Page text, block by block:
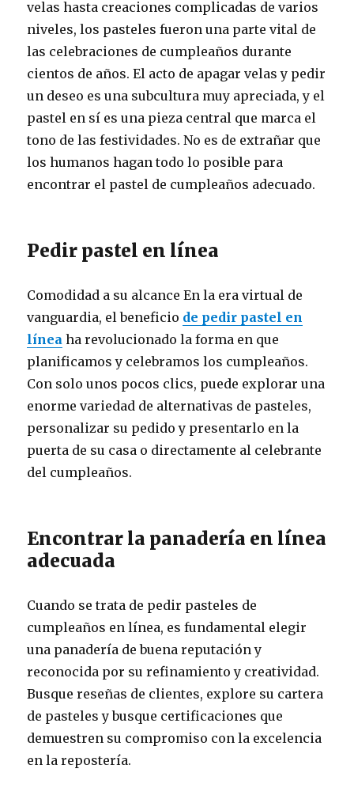
velas hasta creaciones complicadas de varios
niveles, los pasteles fueron una parte vital de
las celebraciones de cumpleaños durante
cientos de años. El acto de apagar velas y pedir
un deseo es una subcultura muy apreciada, y el
pastel en sí es una pieza central que marca el
tono de las festividades. No es de extrañar que
los humanos hagan todo lo posible para
encontrar el pastel de cumpleaños adecuado.
Pedir pastel en línea
Comodidad a su alcance En la era virtual de
vanguardia, el beneficio de pedir pastel en
línea ha revolucionado la forma en que
planificamos y celebramos los cumpleaños.
Con solo unos pocos clics, puede explorar una
enorme variedad de alternativas de pasteles,
personalizar su pedido y presentarlo en la
puerta de su casa o directamente al celebrante
del cumpleaños.
Encontrar la panadería en línea
adecuada
Cuando se trata de pedir pasteles de
cumpleaños en línea, es fundamental elegir
una panadería de buena reputación y
reconocida por su refinamiento y creatividad.
Busque reseñas de clientes, explore su cartera
de pasteles y busque certificaciones que
demuestren su compromiso con la excelencia
en la repostería.